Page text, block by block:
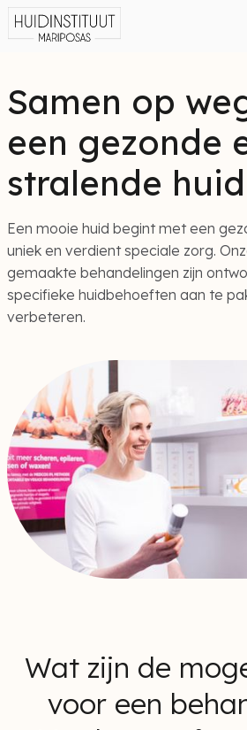
Samen op
een gezonde
stralende huid
Een mooie huid begint met een
uniek en verdient speciale zorg.
gemaakte behandelingen zijn
specifieke huidbehoeften aan te
verbeteren.
Wat zijn de
voor een